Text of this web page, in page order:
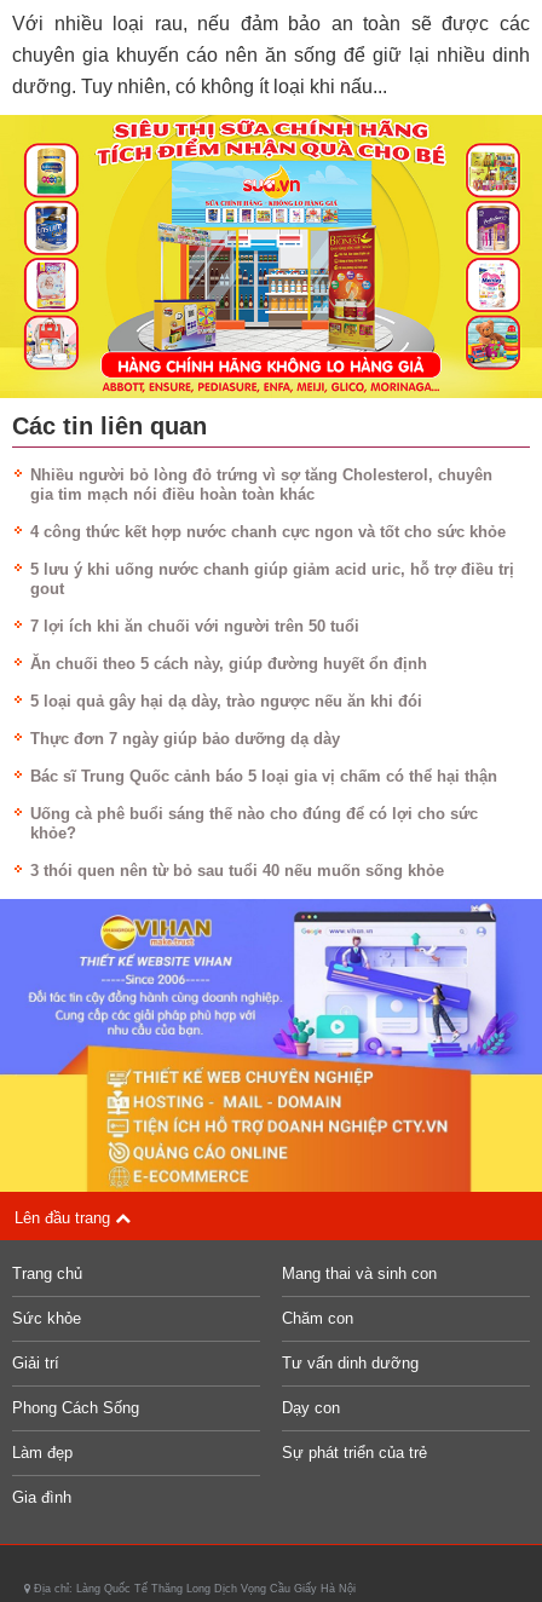
Với nhiều loại rau, nếu đảm bảo an toàn sẽ được các
chuyên gia khuyến cáo nên ăn sống để giữ lại nhiều dinh
dưỡng. Tuy nhiên, có không ít loại khi nấu...
Các tin liên quan
Nhiều người bỏ lòng đỏ trứng vì sợ tăng Cholesterol, chuyên
gia tim mạch nói điều hoàn toàn khác
4 công thức kết hợp nước chanh cực ngon và tốt cho sức khỏe
5 lưu ý khi uống nước chanh giúp giảm acid uric, hỗ trợ điều trị
gout
7 lợi ích khi ăn chuối với người trên 50 tuổi
Ăn chuối theo 5 cách này, giúp đường huyết ổn định
5 loại quả gây hại dạ dày, trào ngược nếu ăn khi đói
Thực đơn 7 ngày giúp bảo dưỡng dạ dày
Bác sĩ Trung Quốc cảnh báo 5 loại gia vị chấm có thể hại thận
Uống cà phê buổi sáng thế nào cho đúng để có lợi cho sức
khỏe?
3 thói quen nên từ bỏ sau tuổi 40 nếu muốn sống khỏe
Lên đầu trang
Trang chủ
Sức khỏe
Giải trí
Phong Cách Sống
Làm đẹp
Gia đình
Mang thai và sinh con
Chăm con
Tư vấn dinh dưỡng
Dạy con
Sự phát triển của trẻ
Địa chỉ: Làng Quốc Tế Thăng Long Dịch Vọng Cầu Giấy Hà Nội